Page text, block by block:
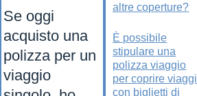
Se oggi
acquisto una
polizza per un
viaggio
altre coperture?
È possibile
stipulare una
polizza viaggio
per coprire viaggi
con biglietti di